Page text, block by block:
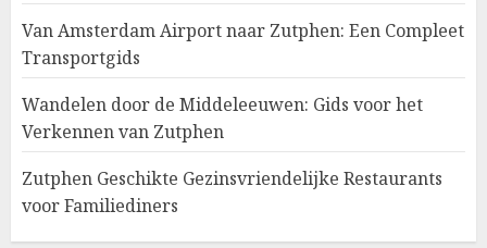
Van Amsterdam Airport naar Zutphen: Een Compleet
Transportgids
Wandelen door de Middeleeuwen: Gids voor het
Verkennen van Zutphen
Zutphen Geschikte Gezinsvriendelijke Restaurants
voor Familiediners